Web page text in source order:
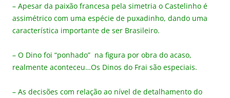
– Apesar da paixão francesa pela simetria o Castelinho é
assimétrico com uma espécie de puxadinho, dando uma
característica importante de ser Brasileiro.
– O Dino foi “ponhado” na figura por obra do acaso,
realmente aconteceu…Os Dinos do Frai são especiais.
– As decisões com relação ao nível de detalhamento do